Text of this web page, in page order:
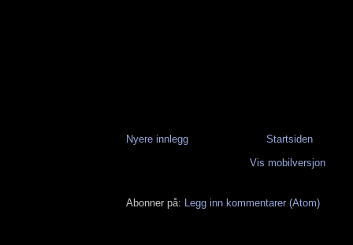
Nyere innlegg
Startsiden
Vis mobilversjon
Abonner på: Legg inn kommentarer (Atom)